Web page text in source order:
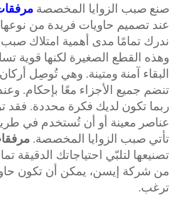
صنع صبب الزوايا المخصصة
عند تصميم حاويات فريدة من
ندرك تمامًا مدى أهمية امتلاك صبب
وهذه القطع الصغيرة لكنها قوية
البقاء آمنة ومتينة. وهي تُوصِل
تنضم جميع الأجزاء معًا بإحكام.
ربما تكون لديك فكرة محددة. فقد
عناصر معينة أو أن تُستخدم في
تأتي صبب الزوايا المخصصة.
تصنيعها لتلبّي احتياجاتك الدقيقة
من شركة إيسن، يمكن أن تكون
ترغب.